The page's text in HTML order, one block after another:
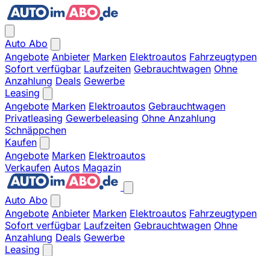
Auto Abo
Angebote Anbieter Marken Elektroautos Fahrzeugtypen
Sofort verfügbar Laufzeiten Gebrauchtwagen Ohne
Anzahlung Deals Gewerbe
Leasing
Angebote Marken Elektroautos Gebrauchtwagen
Privatleasing Gewerbeleasing Ohne Anzahlung
Schnäppchen
Kaufen
Angebote Marken Elektroautos
Verkaufen Autos Magazin
Auto Abo
Angebote Anbieter Marken Elektroautos Fahrzeugtypen
Sofort verfügbar Laufzeiten Gebrauchtwagen Ohne
Anzahlung Deals Gewerbe
Leasing